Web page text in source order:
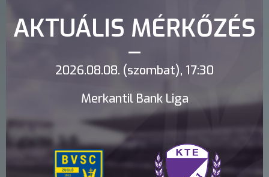
AKTUÁLIS MÉRKŐZÉS
2026.08.08. (szombat), 17:30
Merkantil Bank Liga